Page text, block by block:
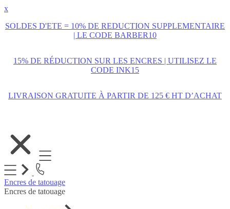
x
SOLDES D'ETE = 10% DE REDUCTION SUPPLEMENTAIRE
| LE CODE BARBER10
15% DE RÉDUCTION SUR LES ENCRES | UTILISEZ LE
CODE INK15
LIVRAISON GRATUITE À PARTIR DE 125 € HT D’ACHAT
Encres de tatouage
Encres de tatouage